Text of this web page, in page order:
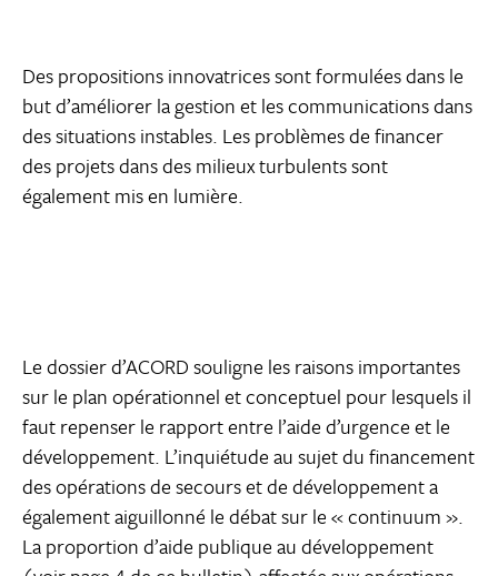
Des propositions innovatrices sont formulées dans le
but d’améliorer la gestion et les communications dans
des situations instables. Les problèmes de financer
des projets dans des milieux turbulents sont
également mis en lumière.
Le dossier d’ACORD souligne les raisons importantes
sur le plan opérationnel et conceptuel pour lesquels il
faut repenser le rapport entre l’aide d’urgence et le
développement. L’inquiétude au sujet du financement
des opérations de secours et de développement a
également aiguillonné le débat sur le « continuum ».
La proportion d’aide publique au développement